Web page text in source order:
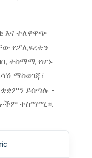
እና ተለዋዋጭ
የፖሊዩረቴን
ተስማሚ የሆኑ
ማስወገጃ፣
ይሰጣሉ -
ተስማሚ።.
የባለሙያ
ለመቀበል ቅጹን